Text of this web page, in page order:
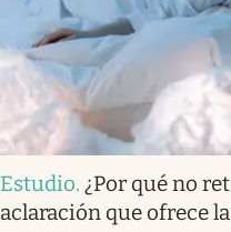
Estudio. ¿Por qué no
aclaración que ofrece